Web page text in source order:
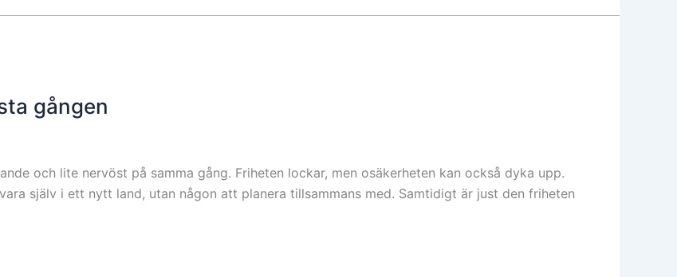
gången
och lite nervöst på samma gång. Friheten lockar, men osäkerheten kan också dyka upp.
själv i ett nytt land, utan någon att planera tillsammans med. Samtidigt är just den friheten